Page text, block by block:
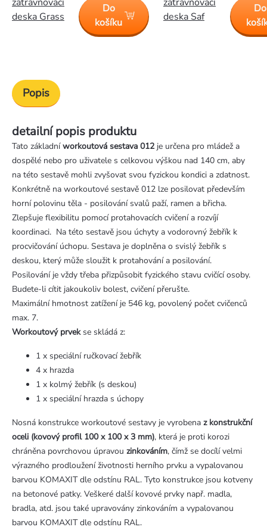
deska Grass
Do
košíku
deska Saf
Do
Popis
detailní popis produktu
Tato základníworkoutová sestava 012 je určena pro mládež a
dospělé nebo pro uživatele s celkovou výškou nad 140 cm, aby
na této sestavě mohli zvyšovat svou fyzickou kondici a zdatnost.
Konkrétně na workoutové sestavě 012 lze posilovat především
horní polovinu těla - posilování svalů paží, ramen a břicha.
Zlepšuje flexibilitu pomocí protahovacích cvičení a rozvíjí
koordinaci. Na této sestavě jsou úchyty a vodorovný žebřík k
procvičování úchopu. Sestava je doplněna o svislý žebřík s
deskou, který může sloužit k protahování a posilování.
Posilování je vždy třeba přizpůsobit fyzického stavu cvičící osoby.
Budete-li cítit jakoukoliv bolest, cvičení přerušte.
Maximální hmotnost zatížení je 546 kg, povolený počet cvičenců
max. 7.
Workoutový prvekse skládá z:
1 x speciální ručkovací žebřík
4 x hrazda
1 x kolmý žebřík (s deskou)
1 x speciální hrazda s úchopy
Nosná konstrukce workoutové sestavy je vyrobena z konstrukční
oceli (kovový profil 100 x 100 x 3 mm), která je proti korozi
chráněna povrchovou úpravou zinkováním, čímž se docílí velmi
výrazného prodloužení životnosti herního prvku a vypalovanou
barvou KOMAXIT dle odstínu RAL. Tyto konstrukce jsou kotveny
na betonové patky. Veškeré další kovové prvky např. madla,
bradla, atd. jsou také upravovány zinkováním a vypalovanou
barvou KOMAXIT dle odstínu RAL.